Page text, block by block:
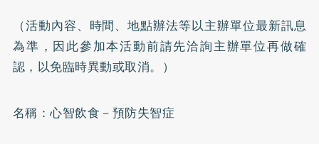
（活動內容、時間、地點辦法等以主辦單位最新訊息
為準，因此參加本活動前請先洽詢主辦單位再做確
認，以免臨時異動或取消。）
名稱：心智飲食－預防失智症